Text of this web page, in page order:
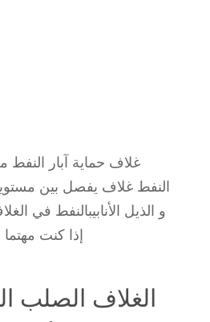
غلاف حماية آبار النفط
النفط غلاف يفصل بين
و الذيل الأنابيبالنفط في